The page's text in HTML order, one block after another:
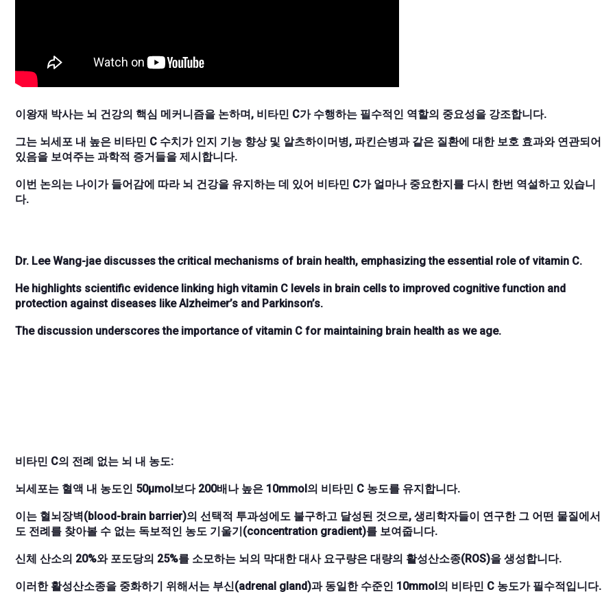
이왕재 박사는 뇌 건강의 핵심 메커니즘을 논하며, 비타민 C가 수행하는 필수적인 역할의 중요성을 강조합니다.
그는 뇌세포 내 높은 비타민 C 수치가 인지 기능 향상 및 알츠하이머병, 파킨슨병과 같은 질환에 대한 보호 효과와 연관되어
있음을 보여주는 과학적 증거들을 제시합니다.
이번 논의는 나이가 들어감에 따라 뇌 건강을 유지하는 데 있어 비타민 C가 얼마나 중요한지를 다시 한번 역설하고 있습니
다.
Dr. Lee Wang-jae discusses the critical mechanisms of brain health, emphasizing the essential role of vitamin C.
He highlights scientific evidence linking high vitamin C levels in brain cells to improved cognitive function and
protection against diseases like Alzheimer’s and Parkinson’s.
The discussion underscores the importance of vitamin C for maintaining brain health as we age.
비타민 C의 전례 없는 뇌 내 농도:
뇌세포는 혈액 내 농도인 50μmol보다 200배나 높은 10mmol의 비타민 C 농도를 유지합니다.
이는 혈뇌장벽(blood-brain barrier)의 선택적 투과성에도 불구하고 달성된 것으로, 생리학자들이 연구한 그 어떤 물질에서
도 전례를 찾아볼 수 없는 독보적인 농도 기울기(concentration gradient)를 보여줍니다.
신체 산소의 20%와 포도당의 25%를 소모하는 뇌의 막대한 대사 요구량은 대량의 활성산소종(ROS)을 생성합니다.
이러한 활성산소종을 중화하기 위해서는 부신(adrenal gland)과 동일한 수준인 10mmol의 비타민 C 농도가 필수적입니다.